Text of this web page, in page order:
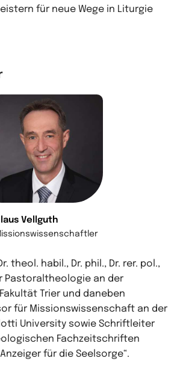
für neue Wege in Liturgie
Vellguth
theol. habil., Dr. phil., Dr. rer. pol.,
Pastoraltheologie an der
Trier und daneben
für Missionswissenschaft an der
University sowie Schriftleiter
Fachzeitschriften
für die Seelsorge“.